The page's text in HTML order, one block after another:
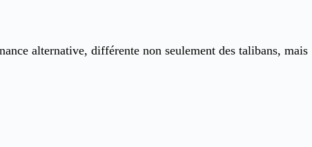
alternative, différente non seulement des talibans, mais